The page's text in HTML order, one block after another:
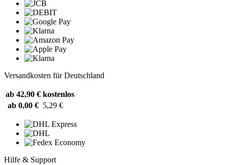
Versandkosten für Deutschland
ab 42,90 € kostenlos
ab 0,00 € 5,29 €
Hilfe & Support